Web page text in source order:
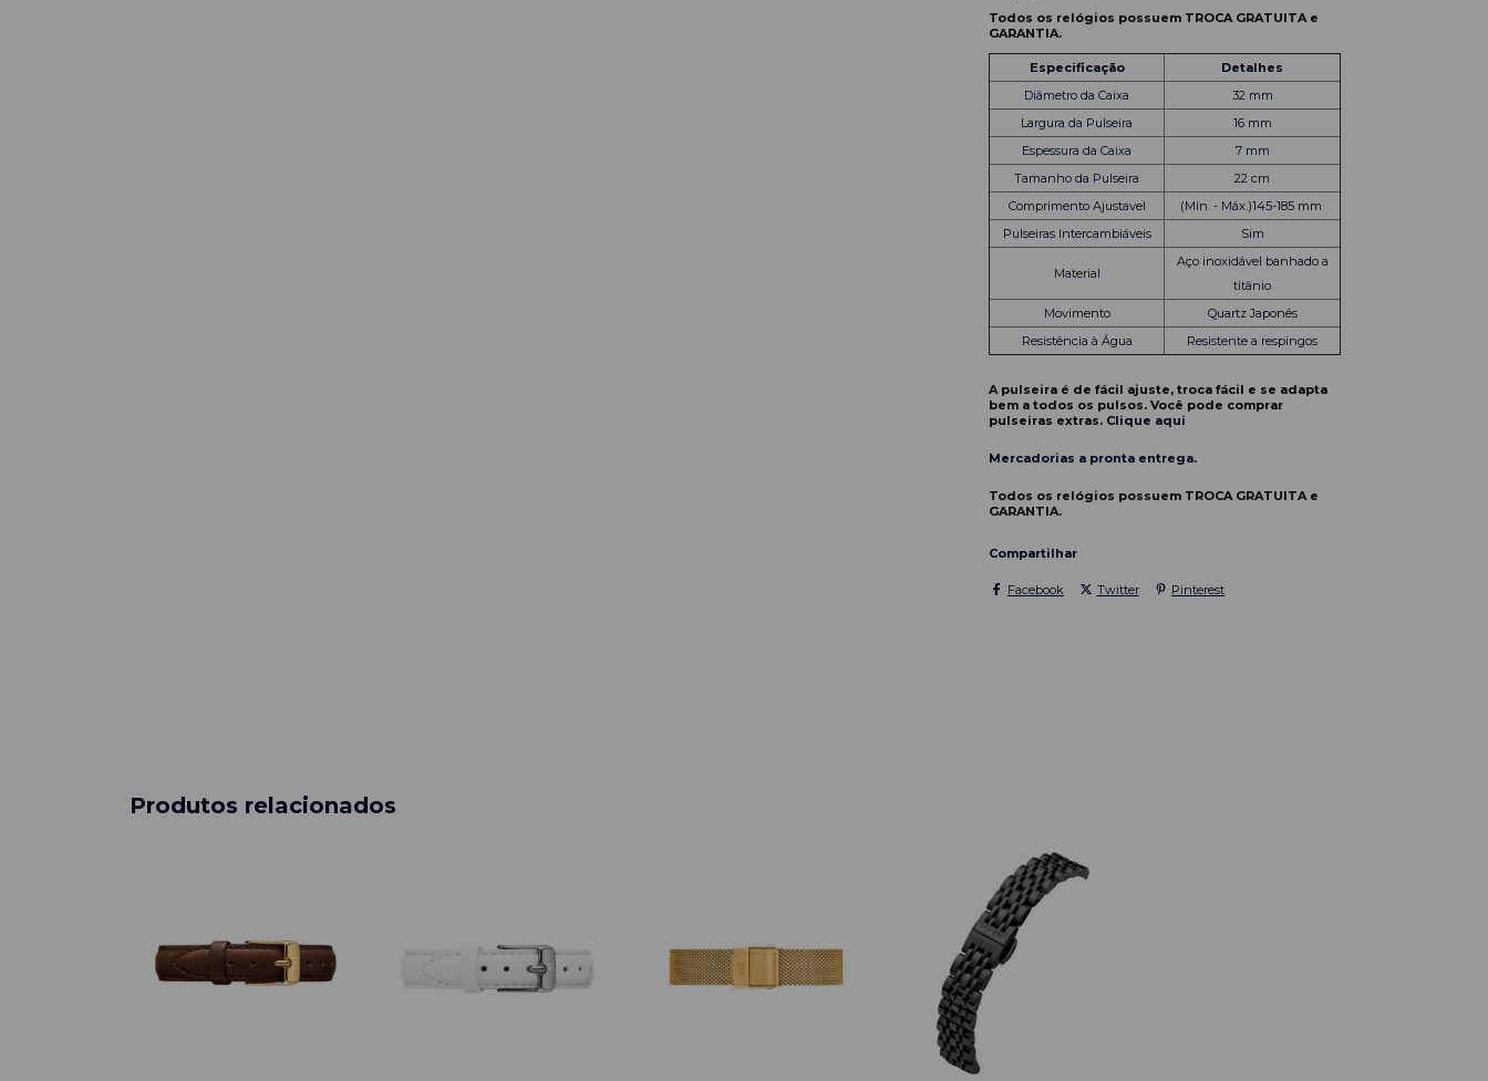
Todos os relógios possuem TROCA GRATUITA e
GARANTIA.
Especificação
Detalhes
Diâmetro da Caixa
32 mm
Largura da Pulseira
16 mm
Espessura da Caixa
7 mm
Tamanho da Pulseira
22 cm
Comprimento Ajustavel
(Mín. - Máx.)145-185 mm
Pulseiras Intercambiáveis Sim
Material
Aço inoxidável banhado a
titânio
Movimento
Quartz Japonês
Resistência à Água
Resistente a respingos
A pulseira é de fácil ajuste, troca fácil e se adapta
bem a todos os pulsos. Você pode comprar
pulseiras extras. Clique aqui
Mercadorias a pronta entrega.
Todos os relógios possuem TROCA GRATUITA e
GARANTIA.
Compartilhar
Facebook Twitter Pinterest
Produtos relacionados